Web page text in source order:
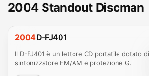
2004 Standout Discman
2004D-FJ401
Il D-FJ401 è un lettore CD portatile dotato di
sintonizzatore FM/AM e protezione G.